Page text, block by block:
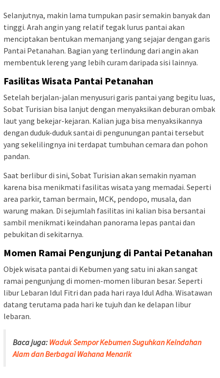
Selanjutnya, makin lama tumpukan pasir semakin banyak dan
tinggi. Arah angin yang relatif tegak lurus pantai akan
menciptakan bentukan memanjang yang sejajar dengan garis
Pantai Petanahan. Bagian yang terlindung dari angin akan
membentuk lereng yang Iebih curam daripada sisi lainnya.
Fasilitas Wisata Pantai Petanahan
Setelah berjalan-jalan menyusuri garis pantai yang begitu luas,
Sobat Turisian bisa lanjut dengan menyaksikan deburan ombak
laut yang bekejar-kejaran. Kalian juga bisa menyaksikannya
dengan duduk-duduk santai di pengunungan pantai tersebut
yang sekelilingnya ini terdapat tumbuhan cemara dan pohon
pandan.
Saat berlibur di sini, Sobat Turisian akan semakin nyaman
karena bisa menikmati fasilitas wisata yang memadai. Seperti
area parkir, taman bermain, MCK, pendopo, musala, dan
warung makan. Di sejumlah fasilitas ini kalian bisa bersantai
sambil menikmati keindahan panorama lepas pantai dan
pebukitan di sekitarnya.
Momen Ramai Pengunjung di Pantai Petanahan
Objek wisata pantai di Kebumen yang satu ini akan sangat
ramai pengunjung di momen-momen liburan besar. Seperti
libur Lebaran Idul Fitri dan pada hari raya Idul Adha. Wisatawan
datang terutama pada hari ke tujuh dan ke delapan libur
lebaran.
Baca juga: Waduk Sempor Kebumen Suguhkan Keindahan
Alam dan Berbagai Wahana Menarik